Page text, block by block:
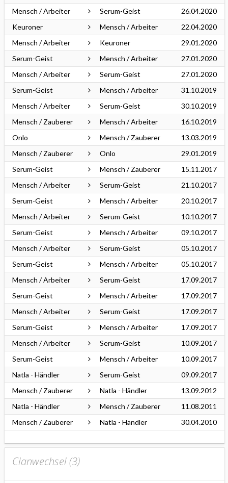
Mensch / Arbeiter
Serum-Geist
26.04.2020
Keuroner
Mensch / Arbeiter
22.04.2020
Mensch / Arbeiter
Keuroner
29.01.2020
Serum-Geist
Mensch / Arbeiter
27.01.2020
Mensch / Arbeiter
Serum-Geist
27.01.2020
Serum-Geist
Mensch / Arbeiter
31.10.2019
Mensch / Arbeiter
Serum-Geist
30.10.2019
Mensch / Zauberer
Mensch / Arbeiter
16.10.2019
Onlo
Mensch / Zauberer
13.03.2019
Mensch / Zauberer
Onlo
29.01.2019
Serum-Geist
Mensch / Zauberer
15.11.2017
Mensch / Arbeiter
Serum-Geist
21.10.2017
Serum-Geist
Mensch / Arbeiter
20.10.2017
Mensch / Arbeiter
Serum-Geist
10.10.2017
Serum-Geist
Mensch / Arbeiter
09.10.2017
Mensch / Arbeiter
Serum-Geist
05.10.2017
Serum-Geist
Mensch / Arbeiter
05.10.2017
Mensch / Arbeiter
Serum-Geist
17.09.2017
Serum-Geist
Mensch / Arbeiter
17.09.2017
Mensch / Arbeiter
Serum-Geist
17.09.2017
Serum-Geist
Mensch / Arbeiter
17.09.2017
Mensch / Arbeiter
Serum-Geist
10.09.2017
Serum-Geist
Mensch / Arbeiter
10.09.2017
Natla - Händler
Serum-Geist
09.09.2017
Mensch / Zauberer
Natla - Händler
13.09.2012
Natla - Händler
Mensch / Zauberer
11.08.2011
Mensch / Zauberer
Natla - Händler 30.04.2010
Clanwechsel (3)